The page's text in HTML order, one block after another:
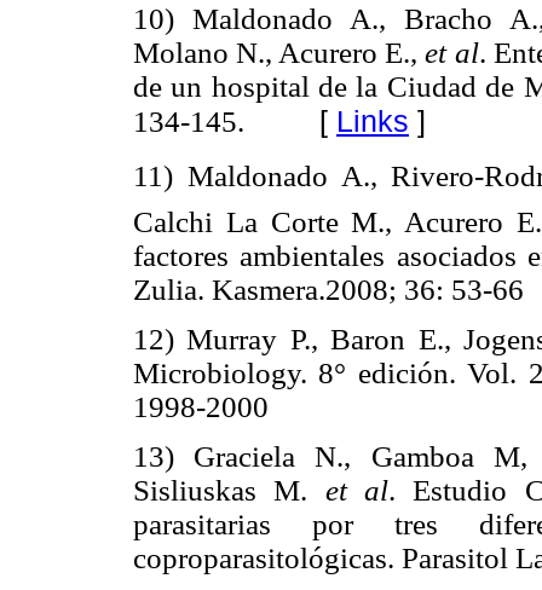
10) Maldonado A., Bracho
Molano N., Acurero E.,et al.
de un hospital de la Ciudad de
134-145.
[ Links ]
11) Maldonado A., Rivero-
Calchi La Corte M., Acurero
factores ambientales asociados
Zulia. Kasmera.2008; 36: 53-66
12) Murray P., Baron E.,
Microbiology. 8° edición. Vol.
1998-2000
13) Graciela N., Gamboa
Sisliuskas M. et al. Estudio
parasitarias por tres
coproparasitológicas. Parasitol